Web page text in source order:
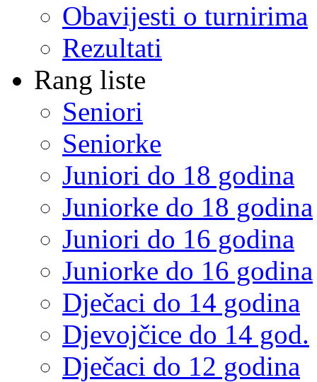
Obavijesti o turnirima
Rezultati
Rang liste
Seniori
Seniorke
Juniori do 18 godina
Juniorke do 18 godina
Juniori do 16 godina
Juniorke do 16 godina
Dječaci do 14 godina
Djevojčice do 14 god.
Dječaci do 12 godina